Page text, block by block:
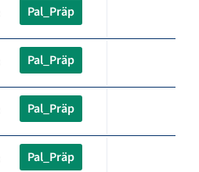
Pal_Präp
Pal_Präp
Pal_Präp
Pal_Präp